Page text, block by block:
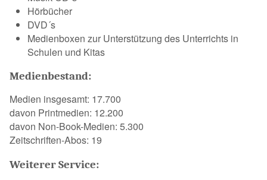
Hörbücher
DVD´s
Medienboxen zur Unterstützung des Unterrichts in
Schulen und Kitas
Medienbestand:
Medien insgesamt: 17.700
davon Printmedien: 12.200
davon Non-Book-Medien: 5.300
Zeitschriften-Abos: 19
Weiterer Service: